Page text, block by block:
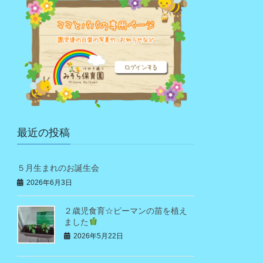
最近の投稿
５月生まれのお誕生会
2026年6月3日
２歳児食育☆ピーマンの苗を植え
ました
2026年5月22日